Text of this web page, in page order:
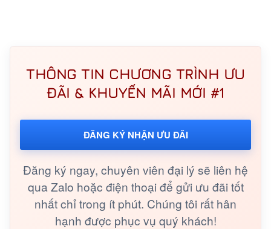
THÔNG TIN CHƯƠNG TRÌNH ƯU
ĐÃI & KHUYẾN MÃI MỚI #1
ĐĂNG KÝ NHẬN ƯU ĐÃI
Đăng ký ngay, chuyên viên đại lý sẽ liên hệ
qua Zalo hoặc điện thoại để gửi ưu đãi tốt
nhất chỉ trong ít phút. Chúng tôi rất hân
hạnh được phục vụ quý khách!